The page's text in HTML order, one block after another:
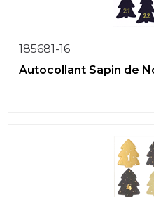
185681-16
Autocollant Sapin de